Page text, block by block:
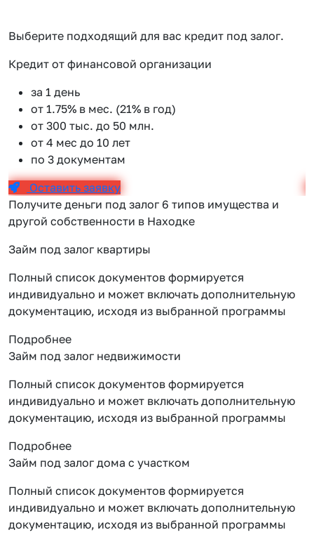
Выберите подходящий для вас кредит под залог.
Кредит от финансовой организации
за 1 день
от 1.75% в мес. (21% в год)
от 300 тыс. до 50 млн.
от 4 мес до 10 лет
по 3 документам
Оставить заявку
Получите деньги под залог 6 типов имущества и
другой собственности в Находке
Займ под залог квартиры
Полный список документов формируется
индивидуально и может включать дополнительную
документацию, исходя из выбранной программы
Подробнее
Займ под залог недвижимости
Полный список документов формируется
индивидуально и может включать дополнительную
документацию, исходя из выбранной программы
Подробнее
Займ под залог дома с участком
Полный список документов формируется
индивидуально и может включать дополнительную
документацию, исходя из выбранной программы